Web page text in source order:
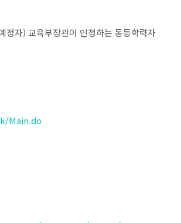
정자) 교육부장관이 인정하는 동등학력자
Main.do